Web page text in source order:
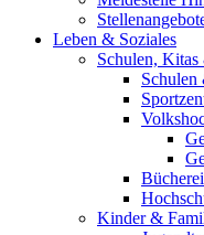
Leben & Soziales
Schulen,
Kinder &